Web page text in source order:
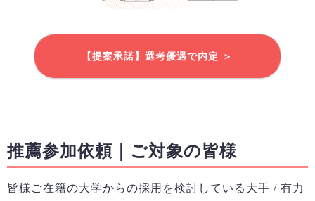
【提案承諾】選考優遇で内定 ＞
推薦参加依頼｜ご対象の皆様
皆様ご在籍の大学からの採用を検討している大手 / 有力